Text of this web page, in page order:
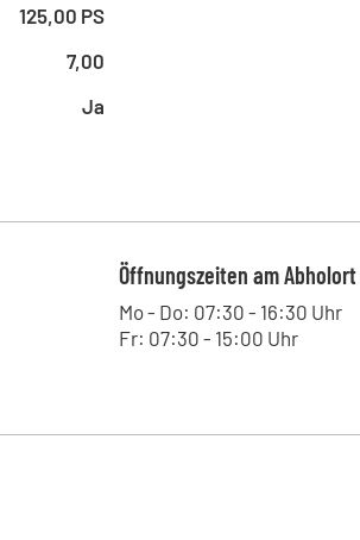
125,00 PS
7,00
Ja
Öffnungszeiten am Abholort
Mo - Do: 07:30 - 16:30 Uhr
Fr: 07:30 - 15:00 Uhr